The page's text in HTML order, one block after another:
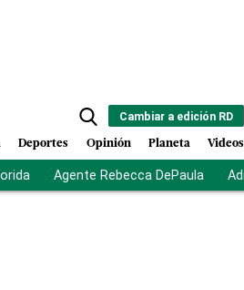
Cambiar a edición RD
Deportes Opinión Planeta Videos
Agente Rebecca DePaula